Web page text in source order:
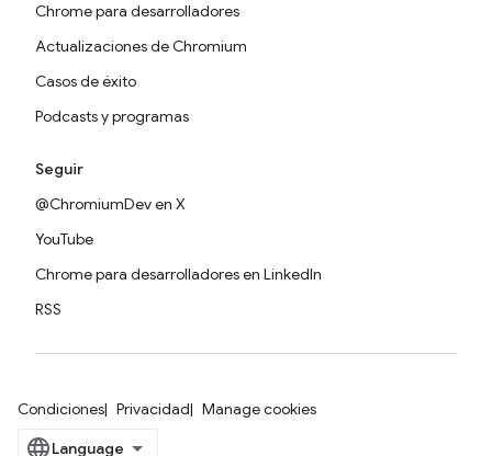
Chrome para desarrolladores
Actualizaciones de Chromium
Casos de éxito
Podcasts y programas
Seguir
@ChromiumDev en X
YouTube
Chrome para desarrolladores en LinkedIn
RSS
Condiciones Privacidad Manage cookies